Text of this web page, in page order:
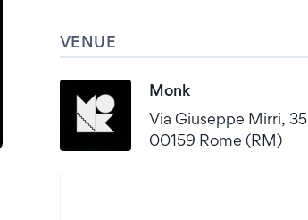
VENUE
Monk
Via Giuseppe Mirri, 35
00159 Rome (RM)